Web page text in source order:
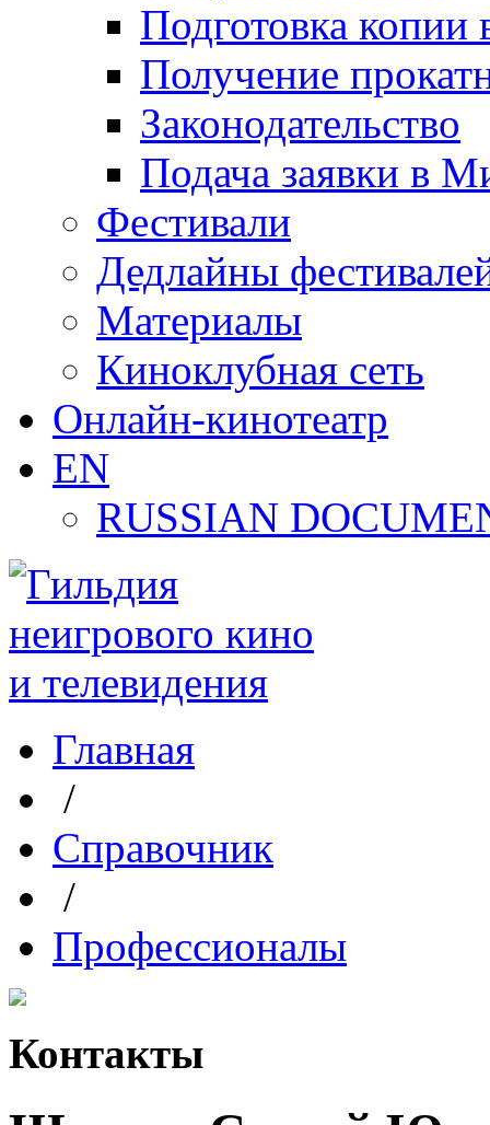
Подготовка копии
Получение
Законодательство
Подача заявки в
Фестивали
Дедлайны
Материалы
Киноклубная сеть
Онлайн-кинотеатр
EN
RUSSIAN
Главная
/
Справочник
/
Профессионалы
Контакты